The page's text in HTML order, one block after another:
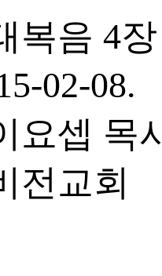
복음 4
02-08.
요셉 목
전교회